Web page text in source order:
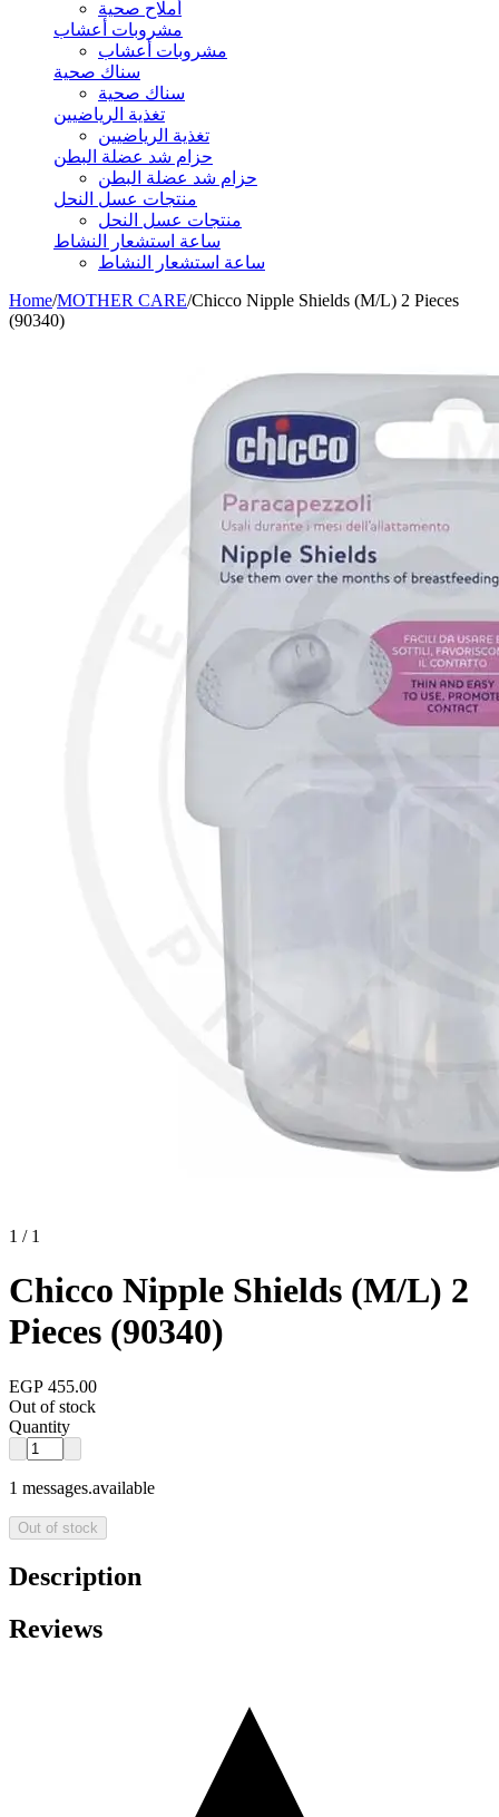
أملاح صحية
مشروبات أعشاب
مشروبات أعشاب
سناك صحية
سناك صحية
تغذية الرياضيين
تغذية الرياضيين
حزام شد عضلة البطن
حزام شد عضلة البطن
منتجات عسل النحل
منتجات عسل النحل
ساعة استشعار النشاط
ساعة استشعار النشاط
Home/MOTHER CARE/Chicco Nipple Shields (M/L) 2 Pieces
(90340)
1 / 1
Chicco Nipple Shields (M/L) 2
Pieces (90340)
EGP 455.00
Out of stock
Quantity
1 messages.available
Out of stock
Description
Reviews